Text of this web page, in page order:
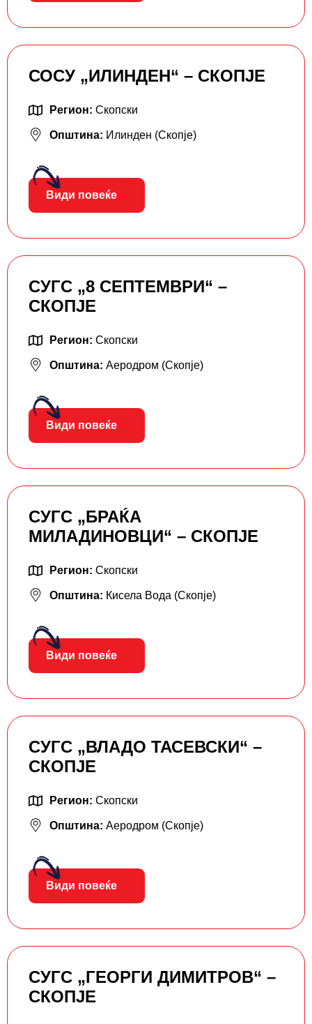
СОСУ „ИЛИНДЕН“ – СКОПЈЕ
Регион: Скопски
Општина: Илинден (Скопје)
Види повеќе
СУГС „8 СЕПТЕМВРИ“ –
СКОПЈЕ
Регион: Скопски
Општина: Аеродром (Скопје)
Види повеќе
СУГС „БРАЌА
МИЛАДИНОВЦИ“ – СКОПЈЕ
Регион: Скопски
Општина: Кисела Вода (Скопје)
Види повеќе
СУГС „ВЛАДО ТАСЕВСКИ“ –
СКОПЈЕ
Регион: Скопски
Општина: Аеродром (Скопје)
Види повеќе
СУГС „ГЕОРГИ ДИМИТРОВ“ –
СКОПЈЕ